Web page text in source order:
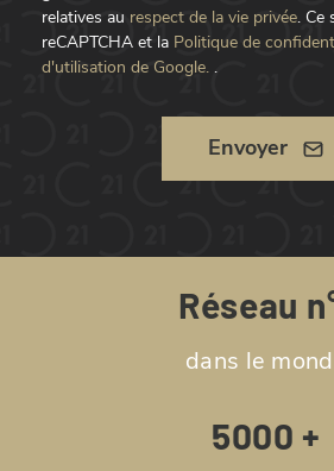
relatives au respect de la vie privée. Ce
reCAPTCHA et la Politique de
d'utilisation de Google. .
Envoyer
Réseau
dans le
5000 +